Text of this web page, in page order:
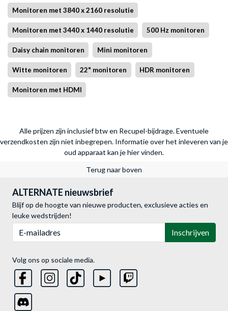
Monitoren met 3840 x 2160 resolutie
Monitoren met 3440 x 1440 resolutie 500 Hz monitoren
Daisy chain monitoren Mini monitoren
Witte monitoren 22" monitoren HDR monitoren
Monitoren met HDMI
Alle prijzen zijn inclusief btw en Recupel-bijdrage. Eventuele
verzendkosten zijn niet inbegrepen. Informatie over het inleveren van je
oud apparaat kan je hier vinden.
Terug naar boven
ALTERNATE nieuwsbrief
Blijf op de hoogte van nieuwe producten, exclusieve acties en
leuke wedstrijden!
Inschrijven
Volg ons op sociale media.